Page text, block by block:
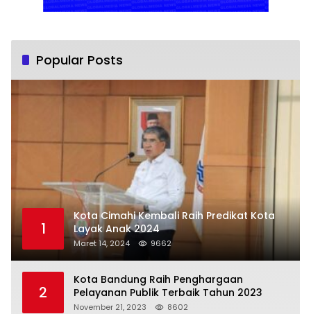
Popular Posts
1
Kota Cimahi Kembali Raih Predikat Kota
Layak Anak 2024
Maret 14, 2024 9662
2
Kota Bandung Raih Penghargaan
Pelayanan Publik Terbaik Tahun 2023
November 21, 2023 8602